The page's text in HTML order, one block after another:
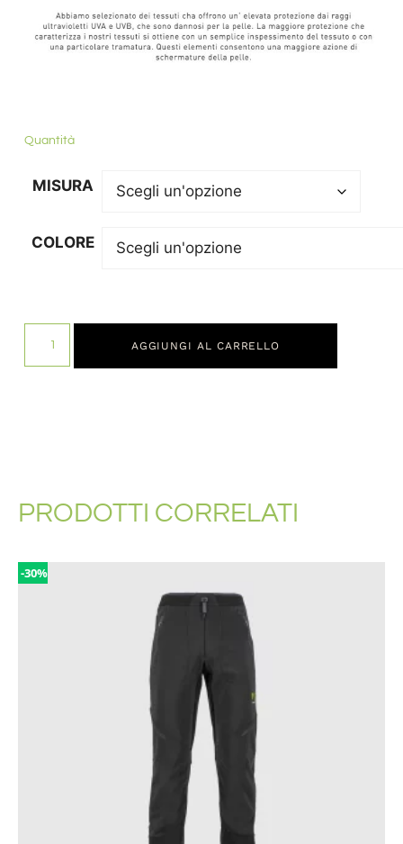
Quantità
MISURA
COLORE
AGGIUNGI AL CARRELLO
PRODOTTI CORRELATI
-30%